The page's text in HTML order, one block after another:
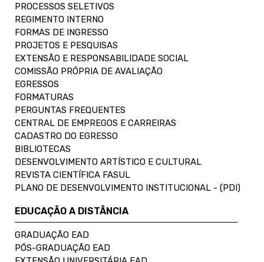
PROCESSOS SELETIVOS
REGIMENTO INTERNO
FORMAS DE INGRESSO
PROJETOS E PESQUISAS
EXTENSÃO E RESPONSABILIDADE SOCIAL
COMISSÃO PRÓPRIA DE AVALIAÇÃO
EGRESSOS
FORMATURAS
PERGUNTAS FREQUENTES
CENTRAL DE EMPREGOS E CARREIRAS
CADASTRO DO EGRESSO
BIBLIOTECAS
DESENVOLVIMENTO ARTÍSTICO E CULTURAL
REVISTA CIENTÍFICA FASUL
PLANO DE DESENVOLVIMENTO INSTITUCIONAL - (PDI)
EDUCAÇÃO A DISTÂNCIA
GRADUAÇÃO EAD
PÓS-GRADUAÇÃO EAD